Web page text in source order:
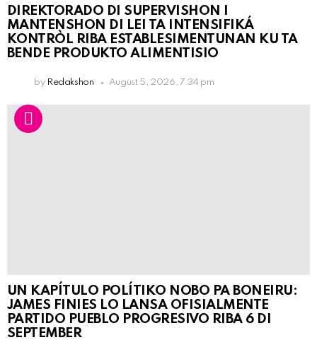
DIREKTORADO DI SUPERVISHON I
MANTENSHON DI LEI TA INTENSIFIKÁ
KONTRÒL RIBA ESTABLESIMENTUNAN KU TA
BENDE PRODUKTO ALIMENTISIO
by Redakshon August 5, 2026, 7:34 pm
UN KAPÍTULO POLÍTIKO NOBO PA BONEIRU:
JAMES FINIES LO LANSA OFISIALMENTE
PARTIDO PUEBLO PROGRESIVO RIBA 6 DI
SEPTEMBER